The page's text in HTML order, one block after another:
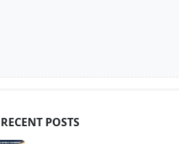
RECENT POSTS